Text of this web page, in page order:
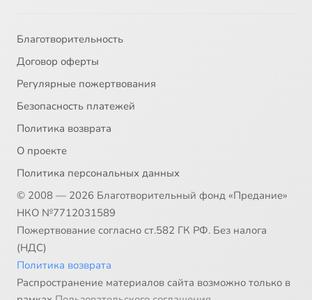
Благотворительность
Договор оферты
Регулярные пожертвования
Безопасность платежей
Политика возврата
О проекте
Политика персональных данных
© 2008 — 2026 Благотворительный фонд «Предание»
НКО №7712031589
Пожертвование согласно ст.582 ГК РФ. Без налога
(НДС)
Политика возврата
Распространение материалов сайта возможно только в